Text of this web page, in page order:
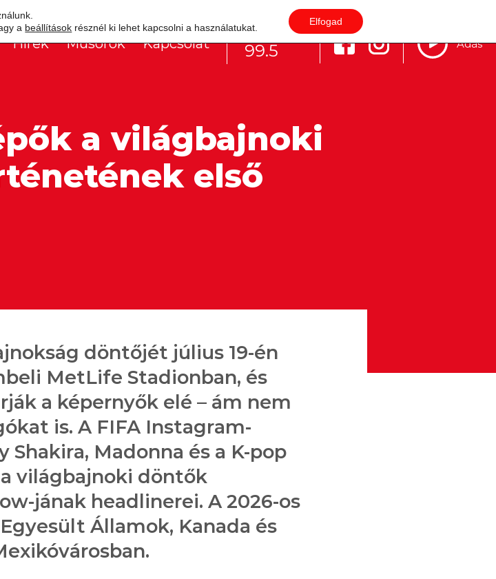
Hírek Műsorok Kapcsolat 99.5 Adás
a világbajnoki
első
döntőjét július 19-én
MetLife Stadionban, és
a képernyők elé – ám nem
is. A FIFA Instagram-
Madonna és a K-pop
világbajnoki döntők
jának headlinerei. A 2026-os
Államok, Kanada és
a beállítások résznél ki lehet kapcsolni a használatukat.
Elfogad